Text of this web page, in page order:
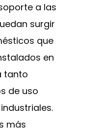
a las
surgir
que
en
tanto
de uso
más